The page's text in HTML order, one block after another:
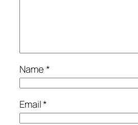
Name*
Email*